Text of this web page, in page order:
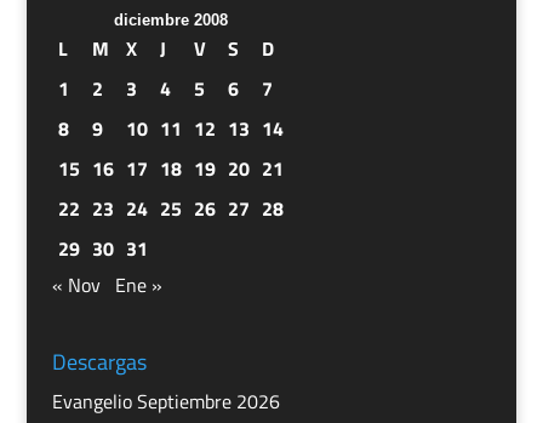
diciembre 2008
L M X J V S
D
1
2 3 4 5 6
7
8
9 10 11 12 13 14
15 16 17 18 19 20 21
22 23 24 25 26 27 28
29 30 31
« Nov Ene »
Descargas
Evangelio Septiembre 2026